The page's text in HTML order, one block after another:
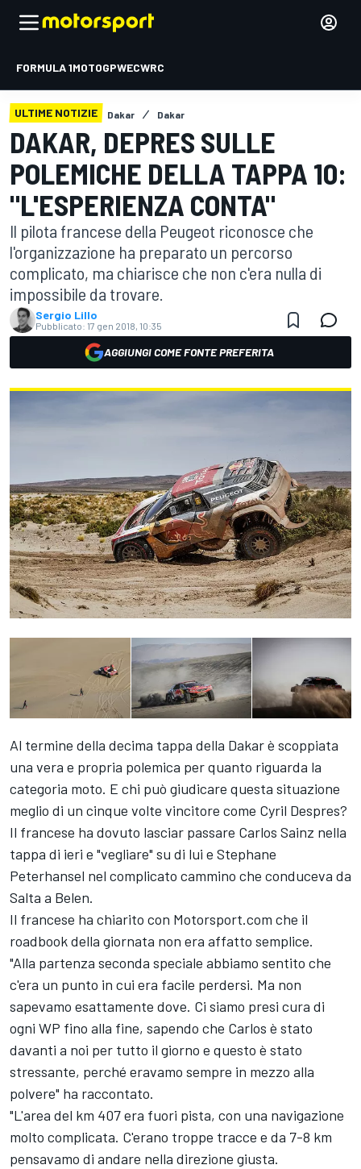
FORMULA 1MOTOGPWECWRC
ULTIME NOTIZIE Dakar Dakar
DAKAR, DEPRES SULLE
POLEMICHE DELLA TAPPA 10:
"L'ESPERIENZA CONTA"
Il pilota francese della Peugeot riconosce che
l'organizzazione ha preparato un percorso
complicato, ma chiarisce che non c'era nulla di
impossibile da trovare.
Sergio Lillo
Pubblicato: 17 gen 2018, 10:35
AGGIUNGI COME FONTE PREFERITA
Al termine della decima tappa della Dakar è scoppiata
una vera e propria polemica per quanto riguarda la
categoria moto. E chi può giudicare questa situazione
meglio di un cinque volte vincitore come Cyril Despres?
Il francese ha dovuto lasciar passare Carlos Sainz nella
tappa di ieri e "vegliare" su di lui e Stephane
Peterhansel nel complicato cammino che conduceva da
Salta a Belen.
Il francese ha chiarito con Motorsport.com che il
roadbook della giornata non era affatto semplice.
"Alla partenza seconda speciale abbiamo sentito che
c'era un punto in cui era facile perdersi. Ma non
sapevamo esattamente dove. Ci siamo presi cura di
ogni WP fino alla fine, sapendo che Carlos è stato
davanti a noi per tutto il giorno e questo è stato
stressante, perché eravamo sempre in mezzo alla
polvere" ha raccontato.
"L'area del km 407 era fuori pista, con una navigazione
molto complicata. C'erano troppe tracce e da 7-8 km
pensavamo di andare nella direzione giusta.